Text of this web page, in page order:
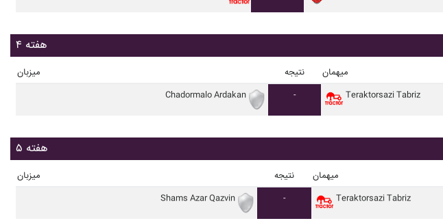
هفته ۴
میزبان نتیجه میهمان
Chadormalo Ardakan - Teraktorsazi Tabriz
هفته ۵
میزبان نتیجه میهمان
Shams Azar Qazvin - Teraktorsazi Tabriz